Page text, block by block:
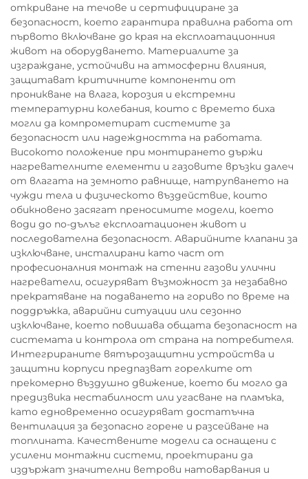
откриване на течове и сертифициране за
безопасност, което гарантира правилна работа от
първото включване до края на експлоатационния
живот на оборудването. Материалите за
изграждане, устойчиви на атмосферни влияния,
защитават критичните компоненти от
проникване на влага, корозия и екстремни
температурни колебания, които с времето биха
могли да компрометират системите за
безопасност или надеждността на работата.
Високото положение при монтирането държи
нагревателните елементи и газовите връзки далеч
от влагата на земното равнище, натрупването на
чужди тела и физическото въздействие, които
обикновено засягат преносимите модели, което
води до по-дълъг експлоатационен живот и
последователна безопасност. Аварийните клапани за
изключване, инсталирани като част от
професионалния монтаж на стенни газови улични
нагреватели, осигуряват възможност за незабавно
прекратяване на подаването на гориво по време на
поддръжка, аварийни ситуации или сезонно
изключване, което повишава общата безопасност на
системата и контрола от страна на потребителя.
Интегрираните вятърозащитни устройства и
защитни корпуси предпазват горелките от
прекомерно въздушно движение, което би могло да
предизвика нестабилност или угасване на пламъка,
като едновременно осигуряват достатъчна
вентилация за безопасно горене и разсейване на
топлината. Качествените модели са оснащени с
усилени монтажни системи, проектирани да
издържат значителни ветрови натоварвания и